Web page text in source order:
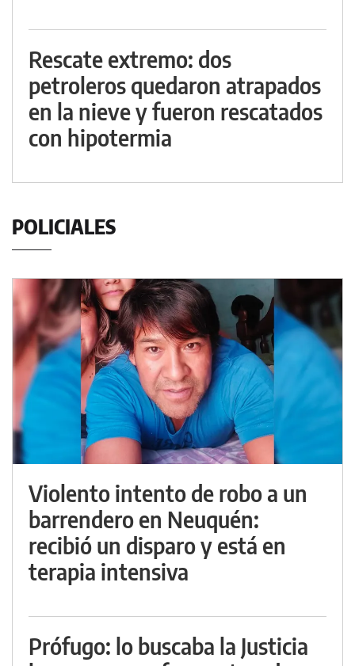
Rescate extremo: dos
petroleros quedaron atrapados
en la nieve y fueron rescatados
con hipotermia
POLICIALES
Violento intento de robo a un
barrendero en Neuquén:
recibió un disparo y está en
terapia intensiva
Prófugo: lo buscaba la Justicia